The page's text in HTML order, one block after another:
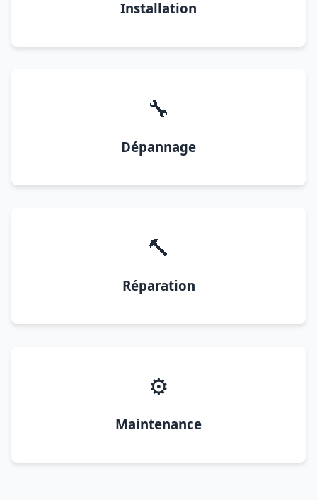
Installation
🔧
Dépannage
🔨
Réparation
⚙️
Maintenance